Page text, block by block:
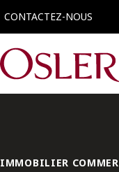
CONTACTEZ-NOUS
Main
IMMOBILIER